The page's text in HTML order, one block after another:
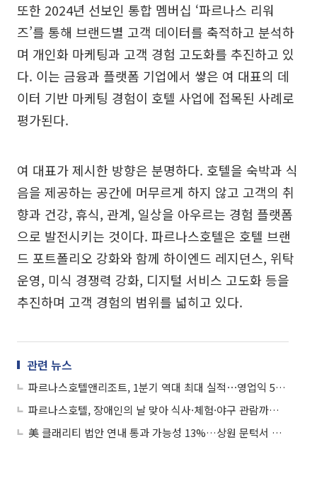
또한 2024년 선보인 통합 멤버십 ‘파르나스 리워
즈’를 통해 브랜드별 고객 데이터를 축적하고 분석하
며 개인화 마케팅과 고객 경험 고도화를 추진하고 있
다. 이는 금융과 플랫폼 기업에서 쌓은 여 대표의 데
이터 기반 마케팅 경험이 호텔 사업에 접목된 사례로
평가된다.
여 대표가 제시한 방향은 분명하다. 호텔을 숙박과 식
음을 제공하는 공간에 머무르게 하지 않고 고객의 취
향과 건강, 휴식, 관계, 일상을 아우르는 경험 플랫폼
으로 발전시키는 것이다. 파르나스호텔은 호텔 브랜
드 포트폴리오 강화와 함께 하이엔드 레지던스, 위탁
운영, 미식 경쟁력 강화, 디지털 서비스 고도화 등을
추진하며 고객 경험의 범위를 넓히고 있다.
관련 뉴스
파르나스호텔앤리조트, 1분기 역대 최대 실적⋯영업익 53%↑
파르나스호텔, 장애인의 날 맞아 식사·체험·야구 관람까지 ‘나눔 활동’
美 클래리티 법안 연내 통과 가능성 13%…상원 문턱서 제동